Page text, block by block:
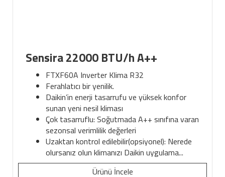
Sensira 22000 BTU/h A++
FTXF60A Inverter Klima R32
Ferahlatıcı bir yenilik.
Daikin’in enerji tasarrufu ve yüksek konfor
sunan yeni nesil kliması
Çok tasarruflu: Soğutmada A++ sınıfına varan
sezonsal verimlilik değerleri
Uzaktan kontrol edilebilir(opsiyonel): Nerede
olursanız olun klimanızı Daikin uygulama...
Ürünü İncele